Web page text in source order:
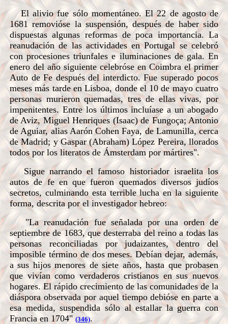
El alivio fue sólo momentáneo. El 22 de agosto de
1681 removióse la suspensión, después de haber sido
dispuestas algunas reformas de poca importancia. La
reanudación de las actividades en Portugal se celebró
con procesiones triunfales e iluminaciones de gala. En
enero del año siguiente celebróse en Coimbra el primer
Auto de Fe después del interdicto. Fue superado pocos
meses más tarde en Lisboa, donde el 10 de mayo cuatro
personas murieron quemadas, tres de ellas vivas, por
impenitentes. Entre los últimos incluíase a un abogado
de Aviz, Miguel Henriques (Isaac) de Fungoça; Antonio
de Aguiar, alias Aarón Cohen Faya, de Lamunilla, cerca
de Madrid; y Gaspar (Abraham) López Pereira, llorados
todos por los literatos de Ámsterdam por mártires".
Sigue narrando el famoso historiador israelita los
autos de fe en que fueron quemados diversos judíos
secretos, culminando esta terrible lucha en la siguiente
forma, descrita por el investigador hebreo:
"La reanudación fue señalada por una orden de
septiembre de 1683, que desterraba del reino a todas las
personas reconciliadas por judaizantes, dentro del
imposible término de dos meses. Debían dejar, además,
a sus hijos menores de siete años, hasta que probasen
que vivían como verdaderos cristianos en sus nuevos
hogares. El rápido crecimiento de las comunidades de la
diáspora observada por aquel tiempo debióse en parte a
esa medida, suspendida sólo al estallar la guerra con
Francia en 1704"(346).